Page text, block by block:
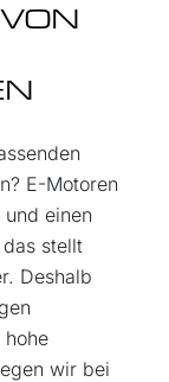
E-Motoren
einen
stellt
Deshalb
wir bei